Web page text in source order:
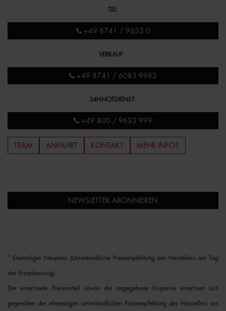
TEL :
+49 8741 / 9633 0
VERKAUF :
+49 8741 / 6083 9982
24H-NOTDIENST:
+49 800 / 9633 999
TEAM ANFAHRT KONTAKT MEHR INFOS
NEWSLETTER ABONNIEREN
Ehemaliger Neupreis (Unverbindliche Preisempfehlung des Herstellers am Tag
der Erstzulassung).
Der errechnete Preisvorteil sowie die angegebene Ersparnis errechnet sich
gegenüber der ehemaligen unverbindlichen Preisempfehlung des Herstellers am